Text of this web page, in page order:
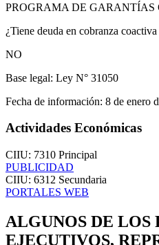
PROGRAMA DE GARANTÍAS
¿Tiene deuda en cobranza
NO
Base legal: Ley N° 31050
Fecha de información: 8 de enero
Actividades Económicas
CIIU: 7310 Principal
PUBLICIDAD
CIIU: 6312 Secundaria
PORTALES WEB
ALGUNOS DE LOS
EJECUTIVOS,